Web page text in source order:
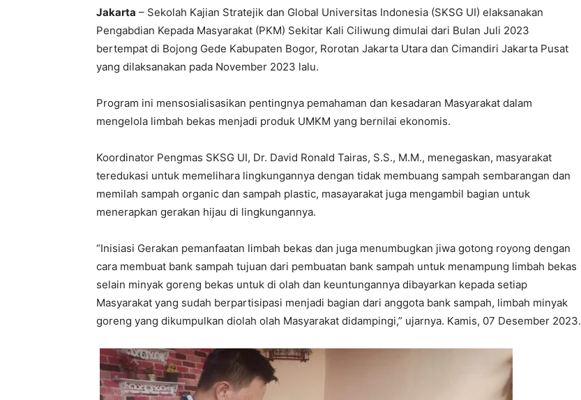
Jakarta – Sekolah Kajian Stratejik dan Global Universitas Indonesia (SKSG UI) elaksanakan
Pengabdian Kepada Masyarakat (PKM) Sekitar Kali Ciliwung dimulai dari Bulan Juli 2023
bertempat di Bojong Gede Kabupaten Bogor, Rorotan Jakarta Utara dan Cimandiri Jakarta Pusat
yang dilaksanakan pada November 2023 lalu.
Program ini mensosialisasikan pentingnya pemahaman dan kesadaran Masyarakat dalam
mengelola limbah bekas menjadi produk UMKM yang bernilai ekonomis.
Koordinator Pengmas SKSG UI, Dr. David Ronald Tairas, S.S., M.M., menegaskan, masyarakat
teredukasi untuk memelihara lingkungannya dengan tidak membuang sampah sembarangan dan
memilah sampah organic dan sampah plastic, masayarakat juga mengambil bagian untuk
menerapkan gerakan hijau di lingkungannya.
“Inisiasi Gerakan pemanfaatan limbah bekas dan juga menumbugkan jiwa gotong royong dengan
cara membuat bank sampah tujuan dari pembuatan bank sampah untuk menampung limbah bekas
selain minyak goreng bekas untuk di olah dan keuntungannya dibayarkan kepada setiap
Masyarakat yang sudah berpartisipasi menjadi bagian dari anggota bank sampah, limbah minyak
goreng yang dikumpulkan diolah olah Masyarakat didampingi,” ujarnya. Kamis, 07 Desember 2023.